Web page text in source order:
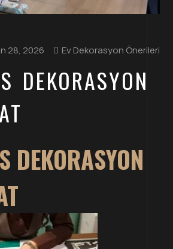
28, 2026 Ev Dekorasyon Önerileri
DEKORASYON
DEKORASYON